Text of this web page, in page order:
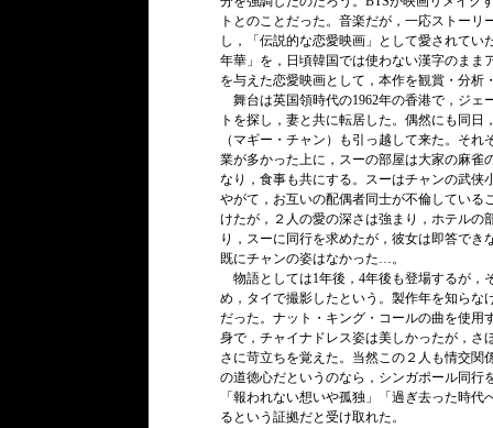
トとのことだった。音楽だが，一応ストー
し，「伝説的な恋愛映画」として愛されて
年華」を，日頃韓国では使わない漢字のまま
を与えた恋愛映画として，本作を観賞・分析
舞台は英国領時代の1962年の香港で，ジェ
トを探し，妻と共に転居した。偶然にも同
（マギー・チャン）も引っ越して来た。そ
業が多かった上に，スーの部屋は大家の麻雀
なり，食事も共にする。スーはチャンの武侠
やがて，お互いの配偶者同士が不倫している
けたが，２人の愛の深さは強まり，ホテル
り，スーに同行を求めたが，彼女は即答で
既にチャンの姿はなかった…。
物語としては1年後，4年後も登場するが，
め，タイで撮影したという。製作年を知らな
だった。ナット・キング・コールの曲を使用
身で，チャイナドレス姿は美しかったが，さ
さに苛立ちを覚えた。当然この２人も情交
の道徳心だというのなら，シンガポール同行
「報われない想いや孤独」「過ぎ去った時
るという証拠だと受け取れた。